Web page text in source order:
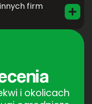
firm
i okolicach